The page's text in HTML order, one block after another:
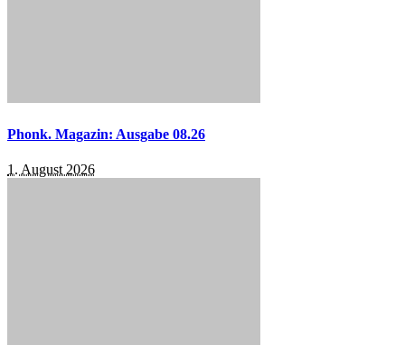
Phonk. Magazin: Ausgabe 08.26
1. August 2026